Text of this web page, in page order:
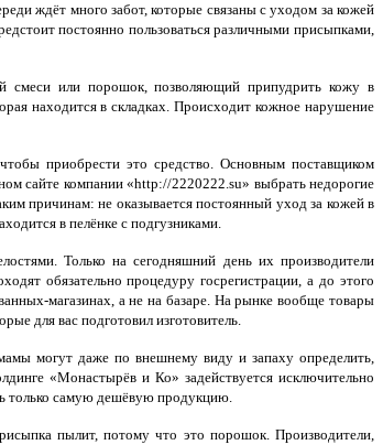
ждёт много забот, которые связаны с уходом за кожей
постоянно пользоваться различными присыпками,
смеси или порошок, позволяющий припудрить кожу в
находится в складках. Происходит кожное нарушение
приобрести это средство. Основным поставщиком
сайте компании «http://2220222.su» выбрать недорогие
причинам: не оказывается постоянный уход за кожей в
в пелёнке с подгузниками.
Только на сегодняшний день их производители
обязательно процедуру госрегистрации, а до этого
магазинах, а не на базаре. На рынке вообще товары
для вас подготовил изготовитель.
могут даже по внешнему виду и запаху определить,
«Монастырёв и Ко» задействуется исключительно
только самую дешёвую продукцию.
пылит, потому что это порошок. Производители,